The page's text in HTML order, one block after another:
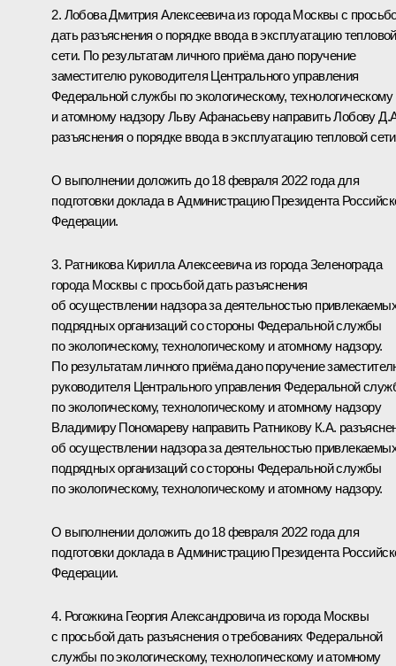
2. Лобова Дмитрия Алексеевича из города Москвы с
дать разъяснения о порядке ввода в эксплуатацию тепловой
сети. По результатам личного приёма дано поручение
заместителю руководителя Центрального управления
Федеральной службы по экологическому, технологическому
и атомному надзору Льву Афанасьеву направить Лобову
разъяснения о порядке ввода в эксплуатацию тепловой
О выполнении доложить до 18 февраля 2022 года для
подготовки доклада в Администрацию Президента
Федерации.
3. Ратникова Кирилла Алексеевича из города Зеленограда
города Москвы с просьбой дать разъяснения
об осуществлении надзора за деятельностью
подрядных организаций со стороны Федеральной службы
по экологическому, технологическому и атомному надзору.
По результатам личного приёма дано поручение
руководителя Центрального управления Федеральной
по экологическому, технологическому и атомному надзору
Владимиру Пономареву направить Ратникову К.А.
об осуществлении надзора за деятельностью
подрядных организаций со стороны Федеральной службы
по экологическому, технологическому и атомному надзору.
О выполнении доложить до 18 февраля 2022 года для
подготовки доклада в Администрацию Президента
Федерации.
4. Рогожкина Георгия Александровича из города Москвы
с просьбой дать разъяснения о требованиях Федеральной
службы по экологическому, технологическому и атомному